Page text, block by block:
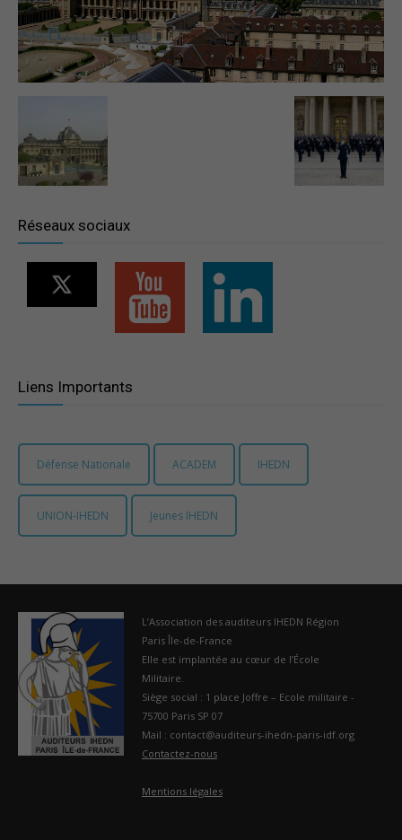
–
France
Réseaux sociaux
Liens Importants
Défense Nationale ACADEM IHEDN
UNION-IHEDN Jeunes IHEDN
L’Association des auditeurs IHEDN Région
Paris Île-de-France
Elle est implantée au cœur de l’École
Militaire.
Siège social : 1 place Joffre – Ecole militaire -
75700 Paris SP 07
Mail : contact@auditeurs-ihedn-paris-idf.org
Contactez-nous
Mentions légales